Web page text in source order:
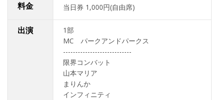
料金 当日券 1,000円(自由席)
出演
1部
MC パークアンドパークス
----------------------------
限界コンバット
山本マリア
まりんか
インフィニティ